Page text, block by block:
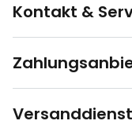
Kontakt &